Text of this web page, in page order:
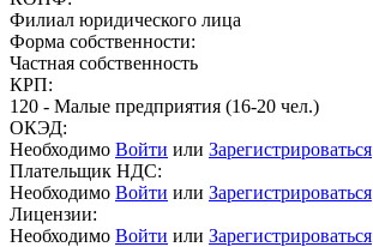
Филиал юридического лица
Форма собственности:
Частная собственность
КРП:
120 - Малые предприятия (16-20 чел.)
ОКЭД:
Необходимо Войти или Зарегистрироваться
Плательщик НДС:
Необходимо Войти или Зарегистрироваться
Лицензии:
Необходимо Войти или Зарегистрироваться